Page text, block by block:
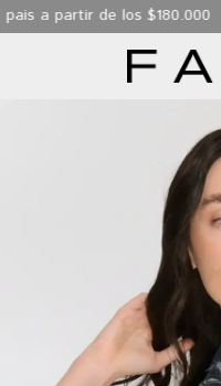
a partir de los $180.000